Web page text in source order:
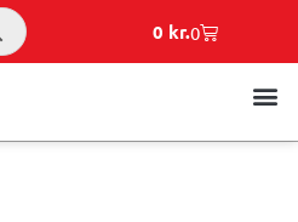
0 kr.0